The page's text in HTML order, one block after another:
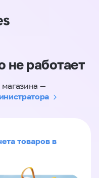
не работает
—
товаров в